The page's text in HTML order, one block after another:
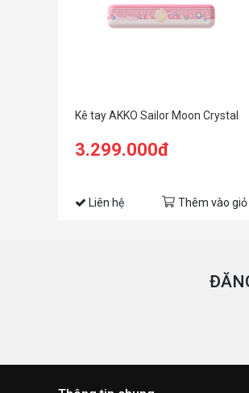
Kê tay AKKO Sailor Moon Crystal
3.299.000đ
Liên hệ Thêm vào giỏ